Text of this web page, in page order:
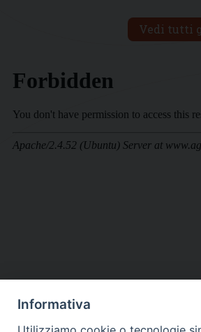
Vedi tutti
DIOCESI SUBURBICARIA
Informativa